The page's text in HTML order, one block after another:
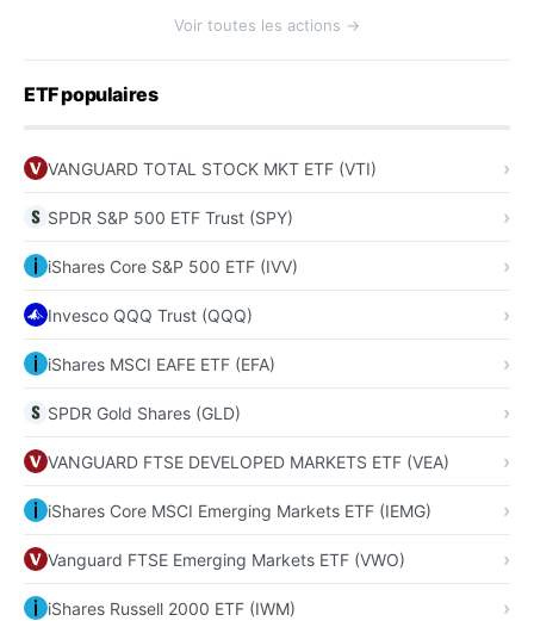
Voir toutes les actions →
ETF populaires
VANGUARD TOTAL STOCK MKT ETF (VTI)
SPDR S&P 500 ETF Trust (SPY)
iShares Core S&P 500 ETF (IVV)
Invesco QQQ Trust (QQQ)
iShares MSCI EAFE ETF (EFA)
SPDR Gold Shares (GLD)
VANGUARD FTSE DEVELOPED MARKETS ETF (VEA)
iShares Core MSCI Emerging Markets ETF (IEMG)
Vanguard FTSE Emerging Markets ETF (VWO)
iShares Russell 2000 ETF (IWM)